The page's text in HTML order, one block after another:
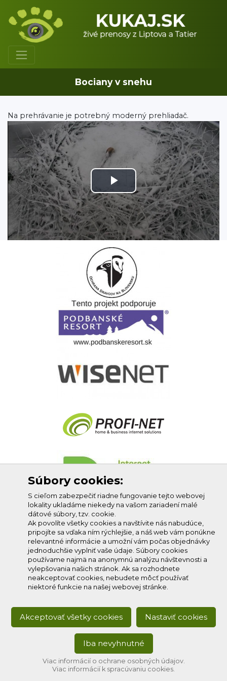
Bociany v snehu
Na prehrávanie je potrebný moderný prehliadač.
Play
Video
Profi-net s.r.o.
Súbory cookies:
S cieľom zabezpečiť riadne fungovanie tejto webovej
lokality ukladáme niekedy na vašom zariadení malé
dátové súbory, tzv. cookie.
Ak povolíte všetky cookies a navštívite nás nabudúce,
pripojíte sa vďaka ním rýchlejšie, a náš web vám ponúkne
relevantné informácie a umožní vám počas objednávky
jednoduchšie vyplniť vaše údaje. Súbory cookies
používame najmä na anonymnú analýzu návštevnosti a
vylepšovania našich stránok. Ak sa rozhodnete
neakceptovať cookies, nebudete môcť používať
niektoré funkcie na našej webovej stránke.
Akceptovať všetky cookies Nastaviť cookies
Iba nevyhnutné
Viac informácií o ochrane osobných údajov.
Viac informácií k spracúvaniu cookies.